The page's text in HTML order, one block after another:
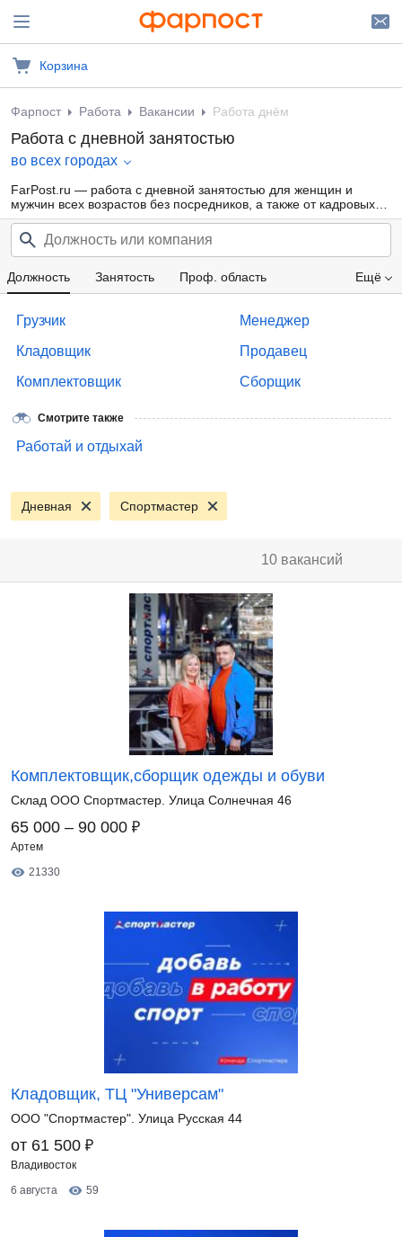
Корзина
Фарпост Работа Вакансии Работа днём
Работа с дневной занятостью
во всех городах
FarPost.ru — работа с дневной занятостью для женщин и
мужчин всех возрастов без посредников, а также от кадровых
агентств.
Ещё
Должность Занятость Проф. область
Зарплата
Грузчик
Кладовщик
Комплектовщик
Менеджер
Продавец
Сборщик
Смотрите также
Работай и отдыхай
Дневная Спортмастер
10 вакансий
Комплектовщик,сборщик одежды и обуви
Склад ООО Спортмастер. Улица Солнечная 46
65 000 – 90 000 ₽
Артем
21330
Кладовщик, ТЦ "Универсам"
ООО "Спортмастер". Улица Русская 44
от 61 500 ₽
Владивосток
6 августа
59